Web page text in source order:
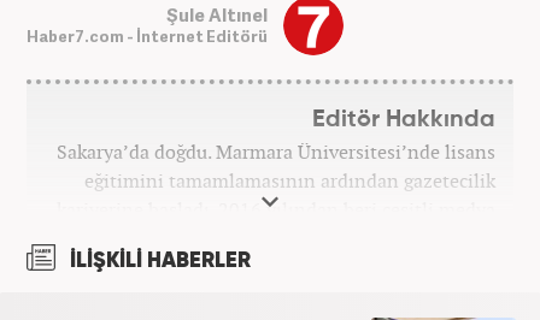
Şule Altınel
Haber7.com - İnternet Editörü
Editör Hakkında
Sakarya’da doğdu. Marmara Üniversitesi’nde lisans
eğitimini tamamlamasının ardından gazetecilik
kariyerine başladı. 2016 yılından beri çeşitli medya
itibaren Haber7’de ‘gündem editörü’ olarak
İLİŞKİLİ HABERLER